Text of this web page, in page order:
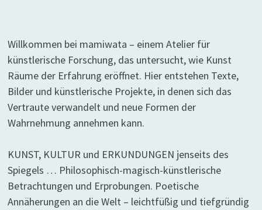
Willkommen bei mamiwata – einem Atelier für
künstlerische Forschung, das untersucht, wie Kunst
Räume der Erfahrung eröffnet. Hier entstehen Texte,
Bilder und künstlerische Projekte, in denen sich das
Vertraute verwandelt und neue Formen der
Wahrnehmung annehmen kann.
KUNST, KULTUR und ERKUNDUNGEN jenseits des
Spiegels … Philosophisch-magisch-künstlerische
Betrachtungen und Erprobungen. Poetische
Annäherungen an die Welt – leichtfüßig und tiefgründig